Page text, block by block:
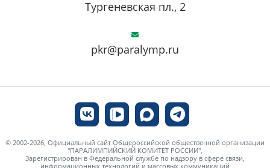
pkr@paralymp.ru
Тургеневская пл., 2
© 2002-2026, Официальный сайт Общероссийской общественной организации
"ПАРАЛИМПИЙСКИЙ КОМИТЕТ РОССИИ",
Зарегистрирован в Федеральной службе по надзору в сфере связи,
информационных технологий и массовых коммуникаций